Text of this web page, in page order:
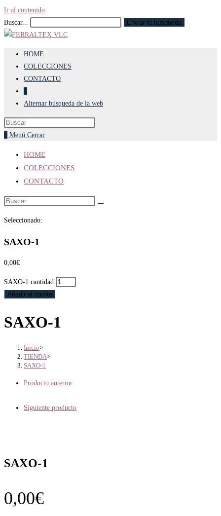
Ir al contenido
Buscar...
Enviar la búsqueda
HOME
COLECCIONES
CONTACTO
Alternar búsqueda de la web
Menú Cerrar
HOME
COLECCIONES
CONTACTO
Seleccionado:
SAXO-1
0,00€
SAXO-1 cantidad
Añadir al carrito
SAXO-1
Inicio>
TIENDA>
SAXO-1
Producto anterior
Siguiente producto
SAXO-1
0,00€